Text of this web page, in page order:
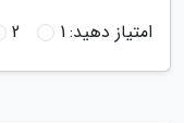
امتیاز دهید:1
2